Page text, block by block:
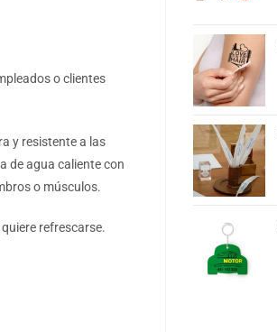
o clientes
y resistente a las
de agua caliente con
o músculos.
refrescarse.